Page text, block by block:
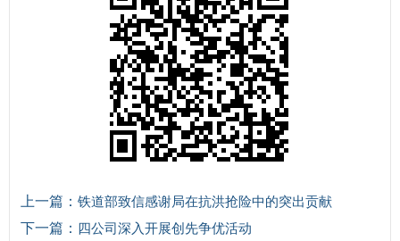
上一篇： 铁道部致信感谢局在抗洪抢险中的突出贡献
下一篇： 四公司深入开展创先争优活动